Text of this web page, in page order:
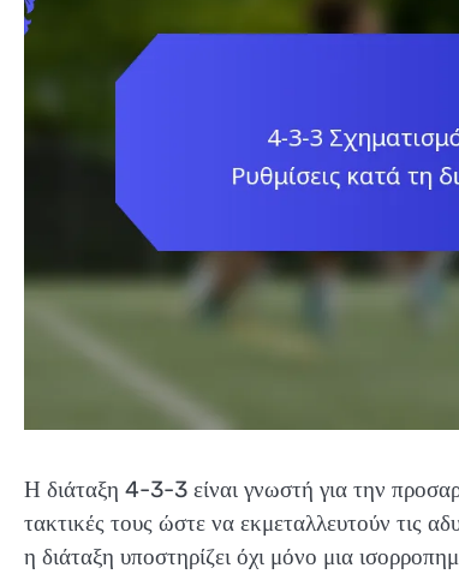
Η διάταξη 4-3-3 είναι γνωστή για την
τακτικές τους ώστε να εκμεταλλευτούν τις
η διάταξη υποστηρίζει όχι μόνο μια